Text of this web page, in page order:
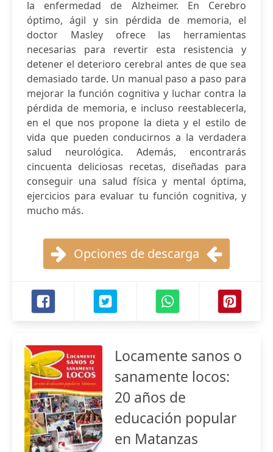
la enfermedad de Alzheimer. En Cerebro
óptimo, ágil y sin pérdida de memoria, el
doctor Masley ofrece las herramientas
necesarias para revertir esta resistencia y
detener el deterioro cerebral antes de que sea
demasiado tarde. Un manual paso a paso para
mejorar la función cognitiva y luchar contra la
pérdida de memoria, e incluso reestablecerla,
en el que nos propone la dieta y el estilo de
vida que pueden conducirnos a la verdadera
salud neurológica. Además, encontrarás
cincuenta deliciosas recetas, diseñadas para
conseguir una salud física y mental óptima,
ejercicios para evaluar tu función cognitiva, y
mucho más.
Opciones de descarga
Locamente sanos o
sanamente locos:
20 años de
educación popular
en Matanzas